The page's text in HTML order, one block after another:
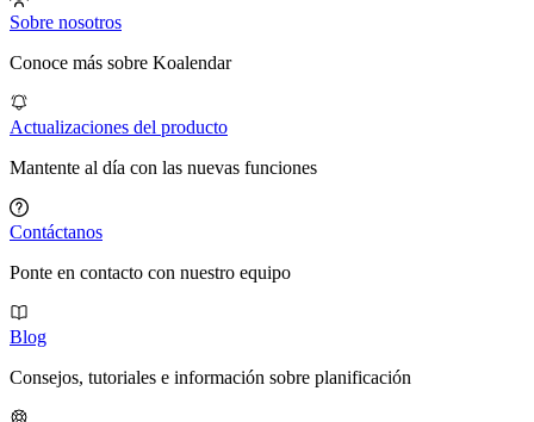
Sobre nosotros
Conoce más sobre Koalendar
Actualizaciones del producto
Mantente al día con las nuevas funciones
Contáctanos
Ponte en contacto con nuestro equipo
Blog
Consejos, tutoriales e información sobre planificación